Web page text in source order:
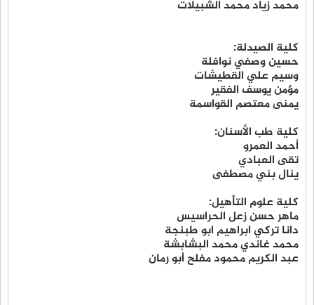
محمد زياد محمد الشبيلات
كلية الصيدلة:
حسين وصفي نوافلة
وسيم علي القطيشات
مؤمن يوسف الفقير
يمنى معتصم القواسمة
كلية طب الأسنان:
أحمد العمرو
تقى العبادي
ينال بني مصطفى
كلية علوم التأهيل:
ماهر حسن زعل الحراسيس
دانا تركي ابراهيم ابو طبنجة
محمد غاندي محمد البشابشة
عبد الكريم محمود مفلح أبو رمان